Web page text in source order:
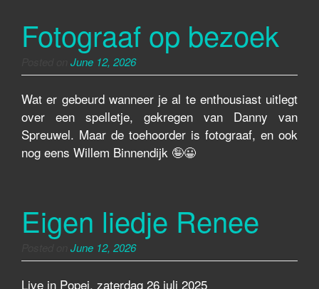
Fotograaf op bezoek
June 12, 2026
Wat er gebeurd wanneer je al te enthousiast uitlegt
over een spelletje, gekregen van Danny van
Spreuwel. Maar de toehoorder is fotograaf, en ook
nog eens Willem Binnendijk 🤪😀
Eigen liedje Renee
June 12, 2026
Live in Popei, zaterdag 26 juli 2025